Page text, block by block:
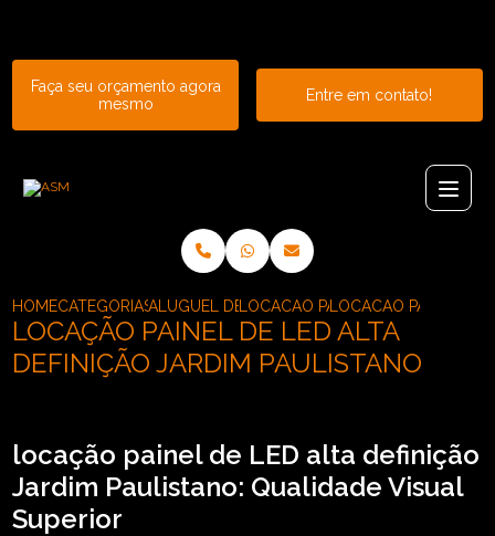
Faça seu orçamento agora
mesmo
Entre em contato!
HOMECATEGORIASALUGUEL DE PAINELLOCACAO PAINEL DE LED ALTA
LOCACAO PAINEL DE
LOCAÇÃO PAINEL DE LED ALTA
DEFINIÇÃO JARDIM PAULISTANO
locação painel de LED alta definição
Jardim Paulistano: Qualidade Visual
Superior